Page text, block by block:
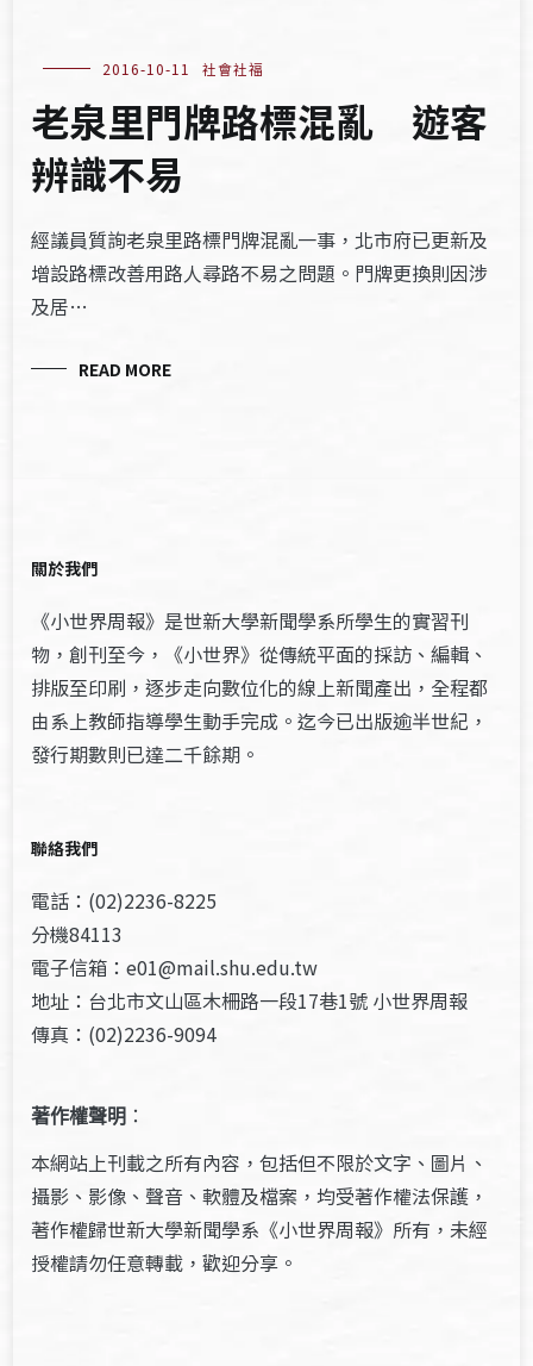
2016-10-11 社會社福
老泉里門牌路標混亂 遊客
辨識不易
經議員質詢老泉里路標門牌混亂一事，北市府已更新及
增設路標改善用路人尋路不易之問題。門牌更換則因涉
及居…
READ MORE
關於我們
《小世界周報》是世新大學新聞學系所學生的實習刊
物，創刊至今，《小世界》從傳統平面的採訪、編輯、
排版至印刷，逐步走向數位化的線上新聞產出，全程都
由系上教師指導學生動手完成。迄今已出版逾半世紀，
發行期數則已達二千餘期。
聯絡我們
電話：(02)2236-8225
分機84113
電子信箱：e01@mail.shu.edu.tw
地址：台北市文山區木柵路一段17巷1號 小世界周報
傳真：(02)2236-9094
著作權聲明 ：
本網站上刊載之所有內容，包括但不限於文字、圖片、
攝影、影像、聲音、軟體及檔案，均受著作權法保護，
著作權歸世新大學新聞學系《小世界周報》所有，未經
授權請勿任意轉載，歡迎分享。